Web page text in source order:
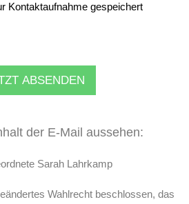
Kontaktaufnahme gespeichert
ABSENDEN
der E-Mail aussehen:
Sarah Lahrkamp
Wahlrecht beschlossen, das